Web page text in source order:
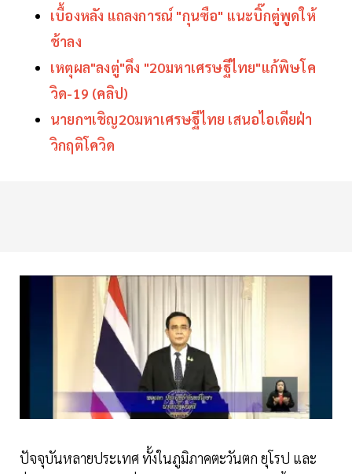
เบื้องหลัง แถลงการณ์ "กุนซือ" แนะบิ๊กตู่พูดให้
ช้าลง
เหตุผล"ลงตู่"ดึง "20มหาเศรษฐีไทย"แก้พิษโค
วิด-19 (คลิป)
นายกฯเชิญ20มหาเศรษฐีไทย เสนอไอเดียฝ่า
วิกฤติโควิด
ปัจจุบันหลายประเทศ ทั้งในภูมิภาคตะวันตก ยุโรป และ